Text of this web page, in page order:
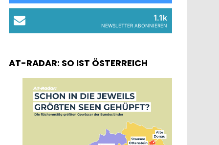
1.1k
NEWSLETTER ABONNIEREN
AT-RADAR: SO IST ÖSTERREICH